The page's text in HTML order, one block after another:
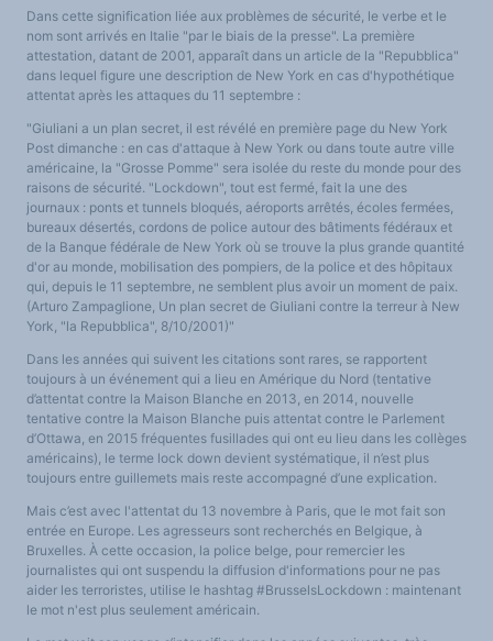
Dans cette signification liée aux problèmes de sécurité, le verbe et le
nom sont arrivés en Italie "par le biais de la presse". La première
attestation, datant de 2001, apparaît dans un article de la "Repubblica"
dans lequel figure une description de New York en cas d'hypothétique
attentat après les attaques du 11 septembre :
"Giuliani a un plan secret, il est révélé en première page du New York
Post dimanche : en cas d'attaque à New York ou dans toute autre ville
américaine, la "Grosse Pomme" sera isolée du reste du monde pour des
raisons de sécurité. "Lockdown", tout est fermé, fait la une des
journaux : ponts et tunnels bloqués, aéroports arrêtés, écoles fermées,
bureaux désertés, cordons de police autour des bâtiments fédéraux et
de la Banque fédérale de New York où se trouve la plus grande quantité
d'or au monde, mobilisation des pompiers, de la police et des hôpitaux
qui, depuis le 11 septembre, ne semblent plus avoir un moment de paix.
(Arturo Zampaglione, Un plan secret de Giuliani contre la terreur à New
York, "la Repubblica", 8/10/2001)"
Dans les années qui suivent les citations sont rares, se rapportent
toujours à un événement qui a lieu en Amérique du Nord (tentative
d’attentat contre la Maison Blanche en 2013, en 2014, nouvelle
tentative contre la Maison Blanche puis attentat contre le Parlement
d’Ottawa, en 2015 fréquentes fusillades qui ont eu lieu dans les collèges
américains), le terme lock down devient systématique, il n’est plus
toujours entre guillemets mais reste accompagné d’une explication.
Mais c’est avec l'attentat du 13 novembre à Paris, que le mot fait son
entrée en Europe. Les agresseurs sont recherchés en Belgique, à
Bruxelles. À cette occasion, la police belge, pour remercier les
journalistes qui ont suspendu la diffusion d'informations pour ne pas
aider les terroristes, utilise le hashtag #BrusselsLockdown : maintenant
le mot n'est plus seulement américain.